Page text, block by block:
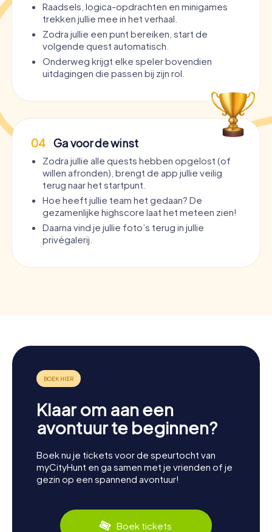
Raadsels, logica-opdrachten en minigames
trekken jullie mee in het verhaal.
Zodra jullie een punt bereiken, start de
volgende quest automatisch.
Onderweg krijgt elke speler bovendien
uitdagingen die passen bij zijn rol.
04 Ga voor de winst
Zodra jullie alle quests hebben opgelost (of
willen afronden), brengt de app jullie veilig
terug naar het startpunt.
Hoe heeft jullie team het gedaan? De
gezamenlijke highscore laat het meteen zien!
Daarna vind je jullie foto’s terug in jullie
privégalerij.
Klaar om aan een
avontuur te beginnen?
Boek nu je tickets voor de speurtocht van
myCityHunt en ga samen met je vrienden of je
gezin op een spannend avontuur!
Boek tickets